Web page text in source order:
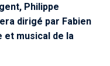
Philippe
dirigé par Fabien
musical de la